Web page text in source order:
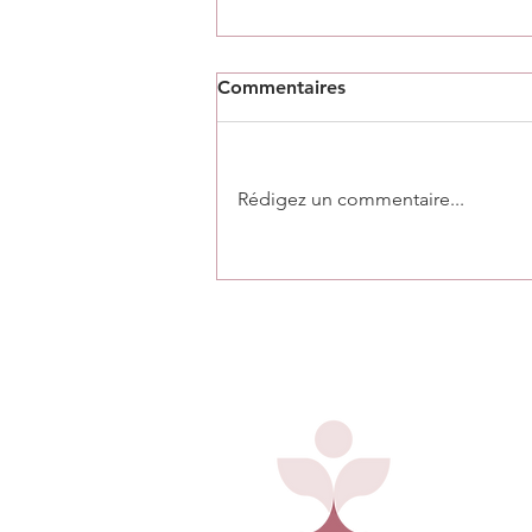
Commentaires
Rédigez un commentaire...